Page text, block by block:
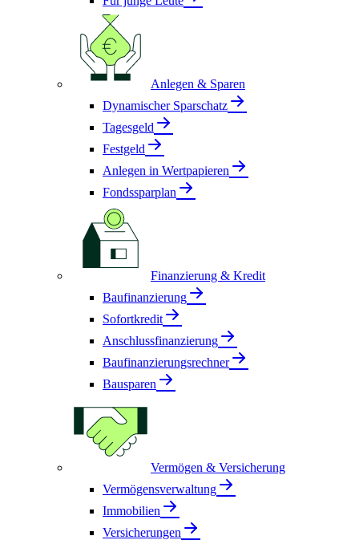
Anlegen & Sparen
Dynamischer Sparschatz
Tagesgeld
Festgeld
Anlegen in Wertpapieren
Fondssparplan
Finanzierung & Kredit
Baufinanzierung
Sofortkredit
Anschlussfinanzierung
Baufinanzierungsrechner
Bausparen
Vermögen & Versicherung
Vermögensverwaltung
Immobilien
Versicherungen